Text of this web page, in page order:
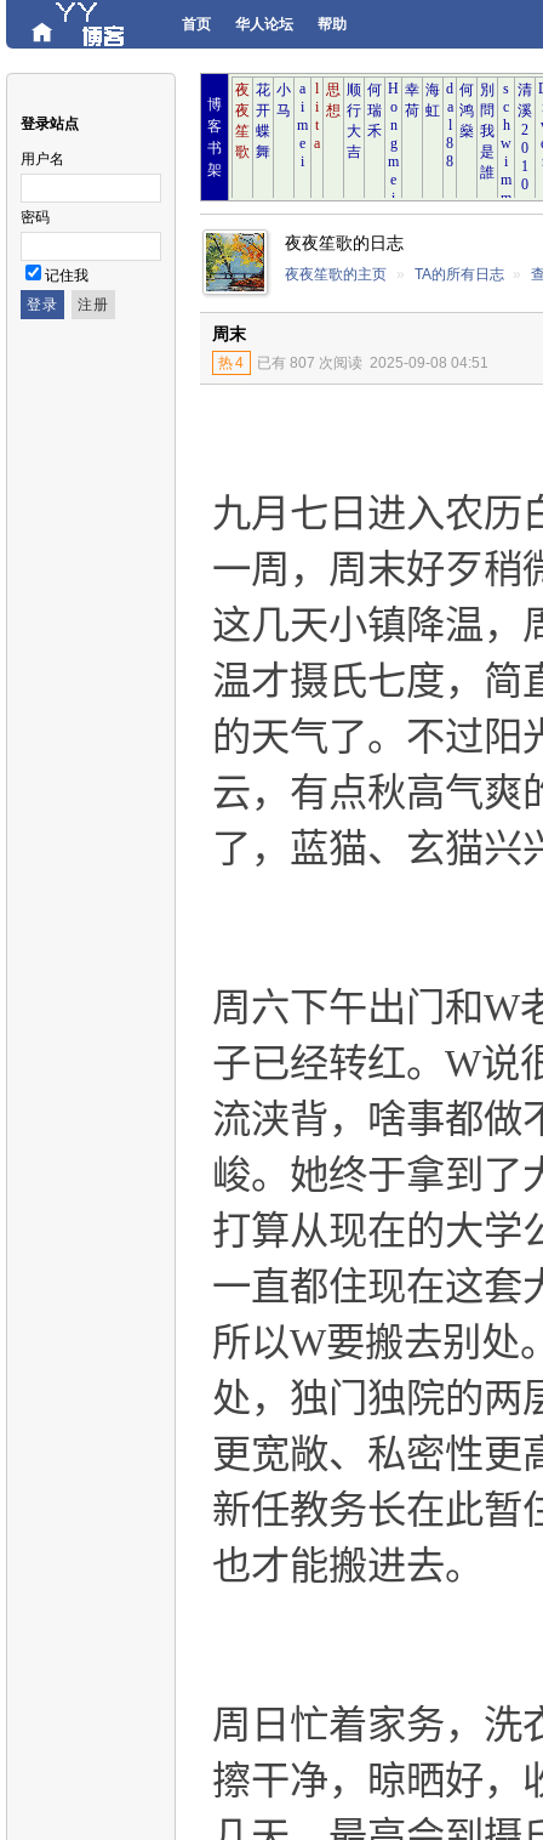
首页 华人论坛 帮助
登录站点
用户名
密码
记住我
博
客
书
架
夜夜笙歌的日志
夜夜笙歌的主页 » TA的所有日志 »
周末
热4 已有 807 次阅读 2025-09-08 04:51
九月七日进入农历
一周，周末好歹稍
这几天小镇降温，
温才摄氏七度，简
的天气了。不过阳
云，有点秋高气爽
了，蓝猫、玄猫兴
周六下午出门和W
子已经转红。 W说
流浃背，啥事都做
峻。她终于拿到了
打算从现在的大学
一直都住现在这套
所以W要搬去别处
处，独门独院的两
更宽敞、私密性更
新任教务长在此暂
也才能搬进去。
周日忙着家务，洗
擦干净，晾晒好，